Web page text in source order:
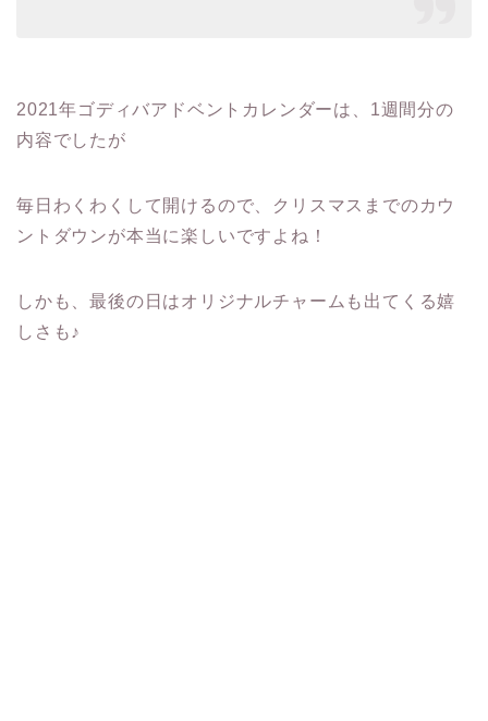
2021年ゴディバアドベントカレンダーは、1週間分の
内容でしたが
毎日わくわくして開けるので、クリスマスまでのカウ
ントダウンが本当に楽しいですよね！
しかも、最後の日はオリジナルチャームも出てくる嬉
しさも♪